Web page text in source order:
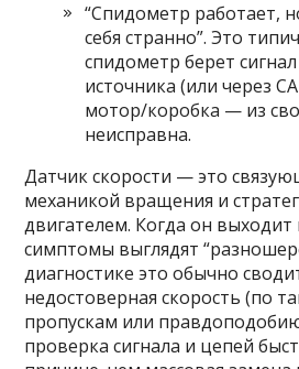
“Спидометр работает,
себя странно”. Это
спидометр берет
источника (или через
мотор/коробка — из
неисправна.
Датчик скорости — это
механикой вращения и
двигателем. Когда он выходит
симптомы выглядят
диагностике это обычно
недостоверная скорость (по
пропускам или
проверка сигнала и цепей